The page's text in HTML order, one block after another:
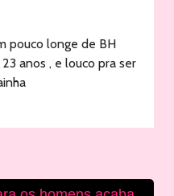
pouco longe de BH
anos , e louco pra ser